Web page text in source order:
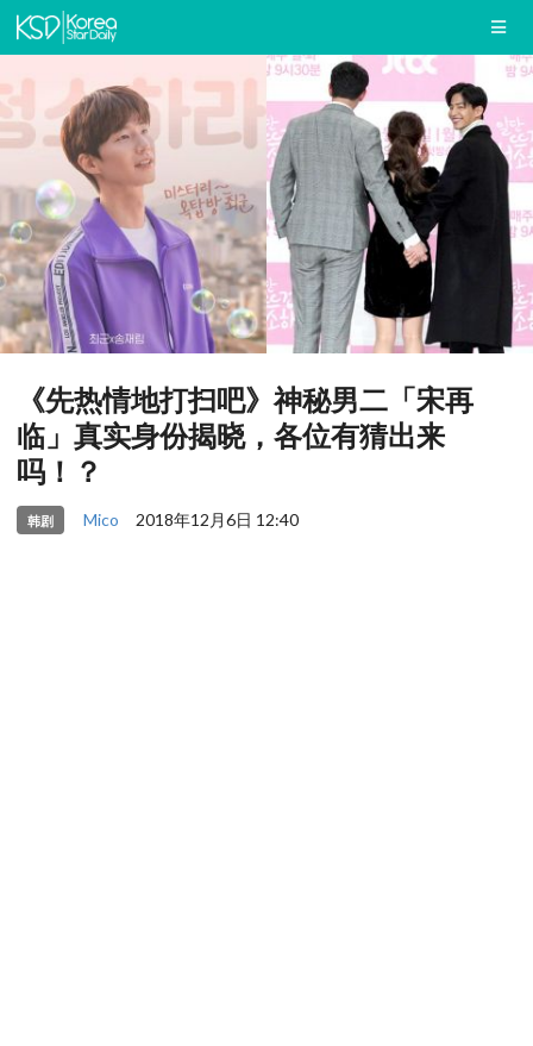
《先热情地打扫吧》神秘男二「宋再
临」真实身份揭晓，各位有猜出来
吗！？
韩剧 Mico 2018年12月6日 12:40